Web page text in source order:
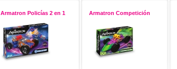
Armatron Policías 2 en 1 Armatron Competición